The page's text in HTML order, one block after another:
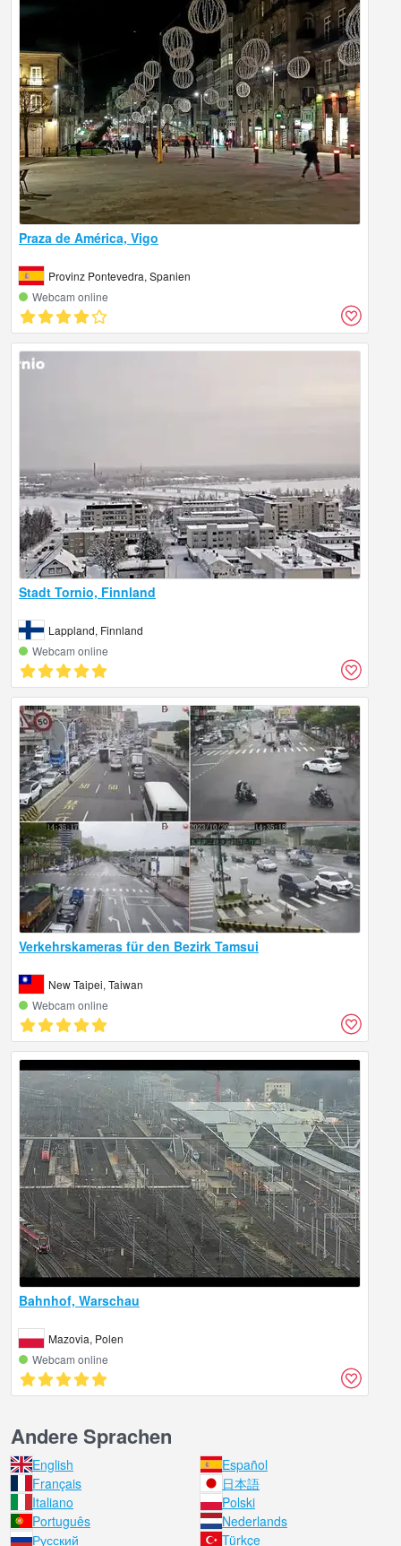
Praza de América, Vigo
Provinz Pontevedra, Spanien
Webcam online
Stadt Tornio, Finnland
Lappland, Finnland
Webcam online
Verkehrskameras für den Bezirk Tamsui
New Taipei, Taiwan
Webcam online
Bahnhof, Warschau
Mazovia, Polen
Webcam online
Andere Sprachen
English
Español
Français
日本語
Italiano
Polski
Português
Nederlands
Русский
Türkçe